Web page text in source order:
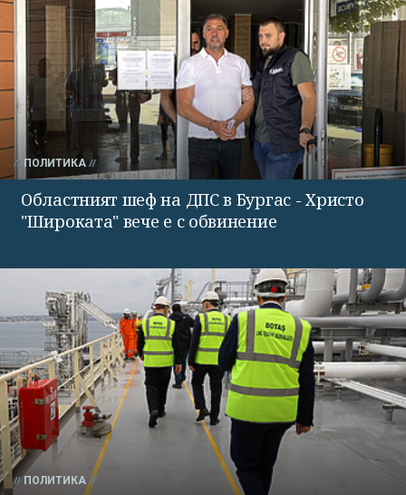
ПОЛИТИКА
Областният шеф на ДПС в Бургас - Христо
"Широката" вече е с обвинение
ПОЛИТИКА